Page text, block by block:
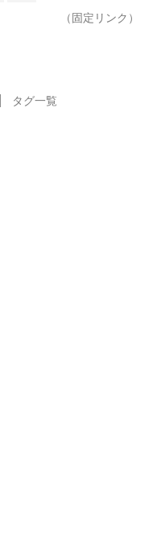
（固定リンク）
タグ一覧